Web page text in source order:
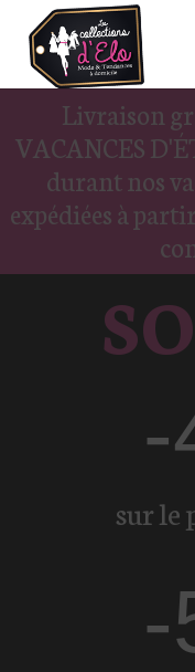
Livraison
VACANCES
durant nos
expédiées à
sur le